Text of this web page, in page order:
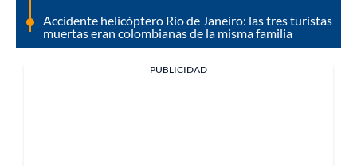
Accidente helicóptero Río de Janeiro: las tres turistas
muertas eran colombianas de la misma familia
PUBLICIDAD